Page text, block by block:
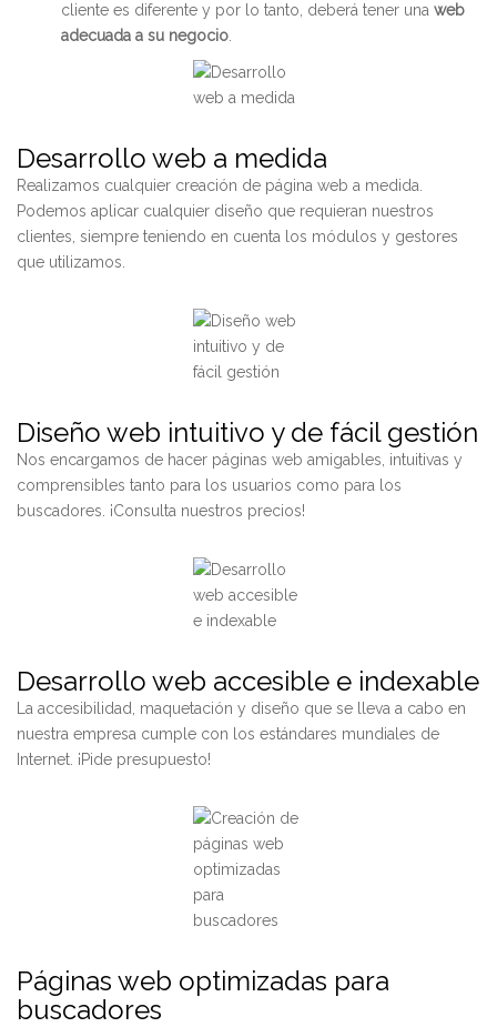
cliente es diferente y por lo tanto, deberá tener una web
adecuada a su negocio.
Desarrollo web a medida
Realizamos cualquier creación de página web a medida.
Podemos aplicar cualquier diseño que requieran nuestros
clientes, siempre teniendo en cuenta los módulos y gestores
que utilizamos.
Diseño web intuitivo y de fácil gestión
Nos encargamos de hacer páginas web amigables, intuitivas y
comprensibles tanto para los usuarios como para los
buscadores. ¡Consulta nuestros precios!
Desarrollo web accesible e indexable
La accesibilidad, maquetación y diseño que se lleva a cabo en
nuestra empresa cumple con los estándares mundiales de
Internet. ¡Pide presupuesto!
Páginas web optimizadas para
buscadores